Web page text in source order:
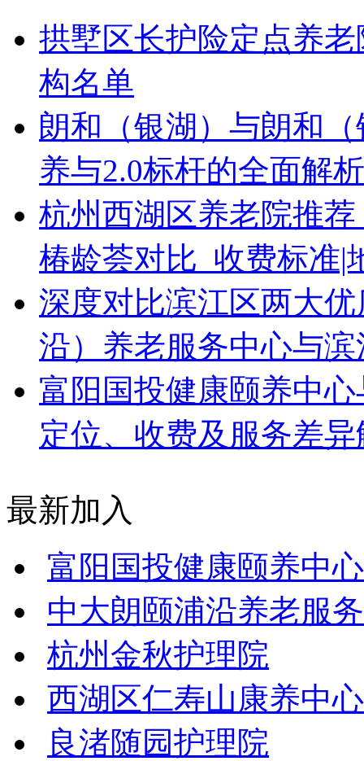
拱墅区长护险定点养
构名单
朗和（银湖）与朗和
养与2.0标杆的全面解析
杭州西湖区养老院推
椿龄荟对比_收费标准|
深度对比滨江区两大
沿）养老服务中心与
富阳国投健康颐养中
定位、收费及服务差
最新加入
富阳国投健康颐养中心
中大朗颐浦沿养老服
杭州金秋护理院
西湖区仁寿山康养中心
良渚随园护理院